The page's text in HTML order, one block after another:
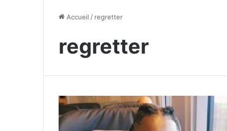
Accueil / regretter
regretter